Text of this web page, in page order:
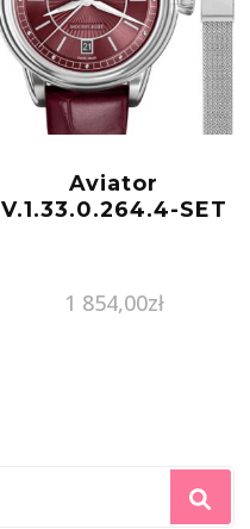
Aviator
V.1.33.0.264.4-SET
1 854,00zł